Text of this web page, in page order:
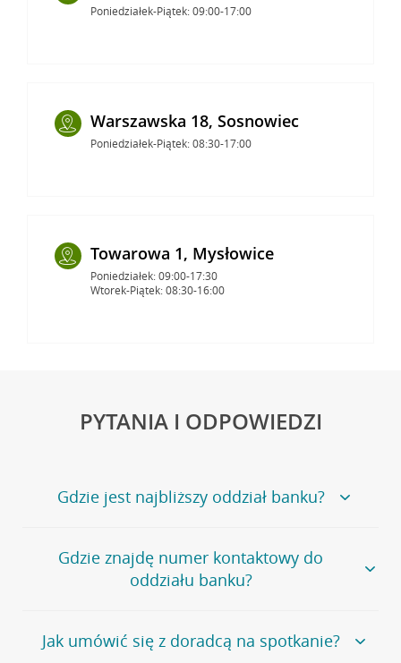
Poniedziałek-Piątek: 09:00-17:00
Warszawska 18, Sosnowiec
Poniedziałek-Piątek: 08:30-17:00
Towarowa 1, Mysłowice
Poniedziałek: 09:00-17:30
Wtorek-Piątek: 08:30-16:00
PYTANIA I ODPOWIEDZI
Gdzie jest najbliższy oddział banku?
Jeśli szukasz oddziału naszego banku, zapraszamy na
stronęPlacówki i bankomaty, na której znajduje się
wygodna wyszukiwarka.
oddziałów
Gdzie znajdę numer kontaktowy do
oddziału banku?
Bank Credit Agricole nie udostępnia ogólnego numeru
telefonu do placówki bankowej.
Jak umówić się z doradcą na spotkanie?